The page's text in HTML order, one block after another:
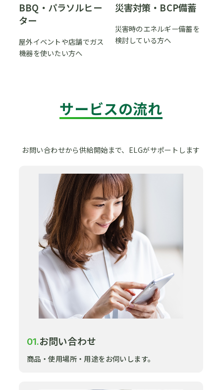
BBQ・パラソルヒー
ター
屋外イベントや店舗でガス
機器を使いたい方へ
災害対策・BCP備蓄
災害時のエネルギー備蓄を
検討している方へ
サービスの流れ
お問い合わせから供給開始まで、ELGがサポートします
01.お問い合わせ
商品・使用場所・用途をお伺いします。